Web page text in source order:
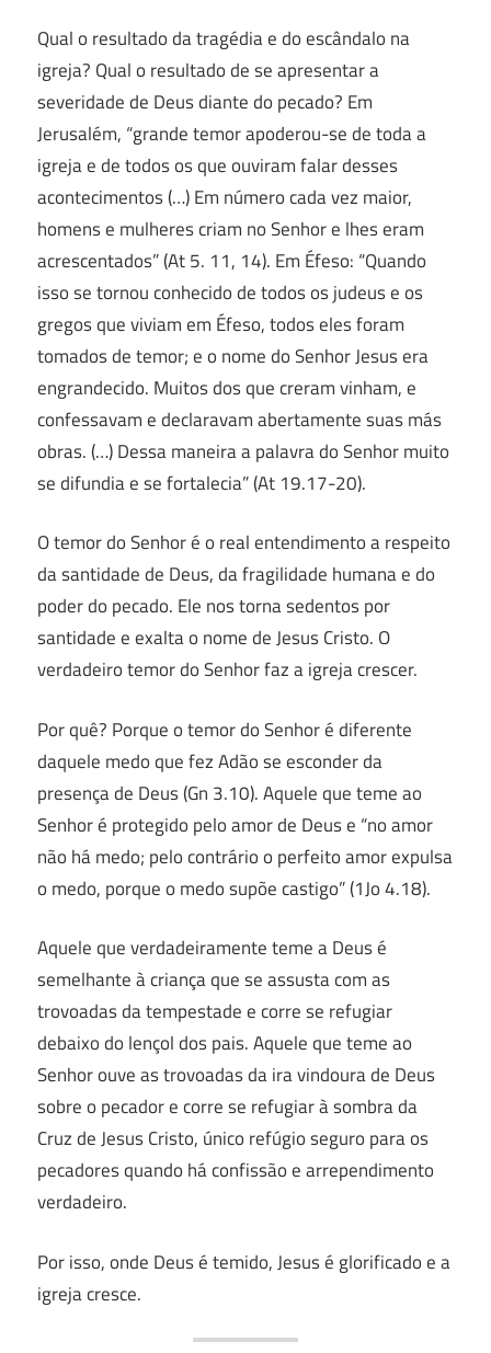
Qual o resultado da tragédia e do escândalo na
igreja? Qual o resultado de se apresentar a
severidade de Deus diante do pecado? Em
Jerusalém, “grande temor apoderou-se de toda a
igreja e de todos os que ouviram falar desses
acontecimentos (…) Em número cada vez maior,
homens e mulheres criam no Senhor e lhes eram
acrescentados” (At 5. 11, 14). Em Éfeso: “Quando
isso se tornou conhecido de todos os judeus e os
gregos que viviam em Éfeso, todos eles foram
tomados de temor; e o nome do Senhor Jesus era
engrandecido. Muitos dos que creram vinham, e
confessavam e declaravam abertamente suas más
obras. (…) Dessa maneira a palavra do Senhor muito
se difundia e se fortalecia” (At 19.17-20).
O temor do Senhor é o real entendimento a respeito
da santidade de Deus, da fragilidade humana e do
poder do pecado. Ele nos torna sedentos por
santidade e exalta o nome de Jesus Cristo. O
verdadeiro temor do Senhor faz a igreja crescer.
Por quê? Porque o temor do Senhor é diferente
daquele medo que fez Adão se esconder da
presença de Deus (Gn 3.10). Aquele que teme ao
Senhor é protegido pelo amor de Deus e “no amor
não há medo; pelo contrário o perfeito amor expulsa
o medo, porque o medo supõe castigo” (1Jo 4.18).
Aquele que verdadeiramente teme a Deus é
semelhante à criança que se assusta com as
trovoadas da tempestade e corre se refugiar
debaixo do lençol dos pais. Aquele que teme ao
Senhor ouve as trovoadas da ira vindoura de Deus
sobre o pecador e corre se refugiar à sombra da
Cruz de Jesus Cristo, único refúgio seguro para os
pecadores quando há confissão e arrependimento
verdadeiro.
Por isso, onde Deus é temido, Jesus é glorificado e a
igreja cresce.